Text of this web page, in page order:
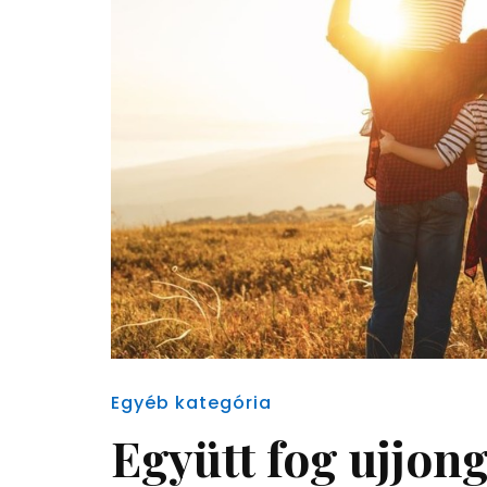
Egyéb kategória
Együtt fog